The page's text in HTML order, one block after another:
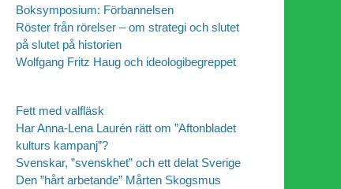
Boksymposium: Förbannelsen
Röster från rörelser – om strategi och slutet
på slutet på historien
Wolfgang Fritz Haug och ideologibegreppet
Fett med valfläsk
Har Anna-Lena Laurén rätt om ”Aftonbladet
kulturs kampanj”?
Svenskar, ”svenskhet” och ett delat Sverige
Den ”hårt arbetande” Mårten Skogsmus